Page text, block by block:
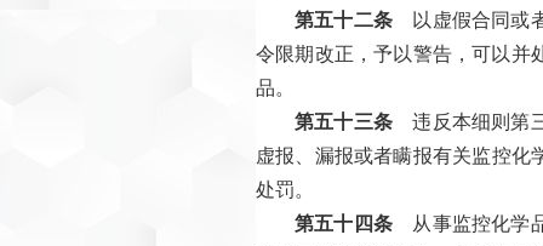
第五十二条 以虚假合同或
令限期改正，予以警告，可以并
品。
第五十三条 违反本细则第
虚报、漏报或者瞒报有关监控化
处罚。
第五十四条 从事监控化学